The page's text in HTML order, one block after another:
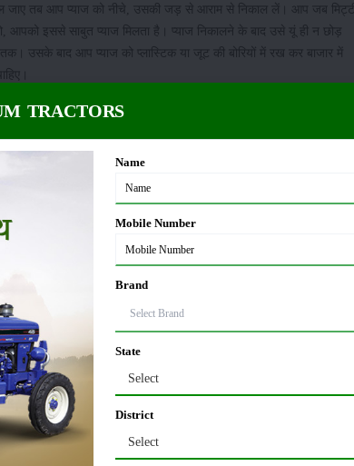
जाए तब आप प्याज को नीचे, उसकी जड़ से आराम से निकाल लें। आप जब मिट्टी
आपको इससे साबुत प्याज मिलता है। प्याज निकालने के बाद उसे यूं ही न छोड़
उसके बाद आप प्याज को प्लास्टिक या जूट की बोरियों में रख कर बाजार में
TRACTORS
Name
Mobile Number
Brand
State
Select
District
Select